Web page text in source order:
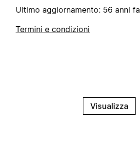
Ultimo aggiornamento: 56 anni fa
Termini e condizioni
Visualizza